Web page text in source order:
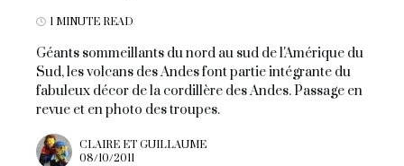
1 MINUTE READ
Géants sommeillants du nord au sud de l'Amérique du
Sud, les volcans des Andes font partie intégrante du
fabuleux décor de la cordillère des Andes. Passage en
revue et en photo des troupes.
CLAIRE ET GUILLAUME
08/10/2011